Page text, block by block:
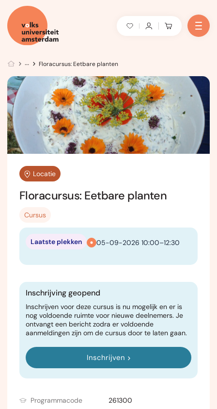
Floracursus: Eetbare planten
Locatie
Floracursus: Eetbare planten
Cursus
05-09-2026 10:00–12:30
Laatste plekken
Inschrijving geopend
Inschrijven voor deze cursus is nu mogelijk en er is
nog voldoende ruimte voor nieuwe deelnemers. Je
ontvangt een bericht zodra er voldoende
aanmeldingen zijn om de cursus door te laten gaan.
Inschrijven
Programmacode 261300